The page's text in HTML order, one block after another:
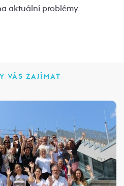
aktuální problémy.
VÁS ZAJÍMAT